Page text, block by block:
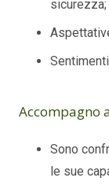
sicurezza;
Accompagno
Sono
le sue